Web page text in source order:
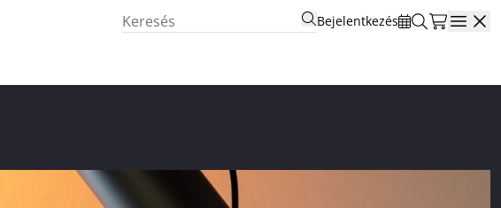
Bejelentkezés